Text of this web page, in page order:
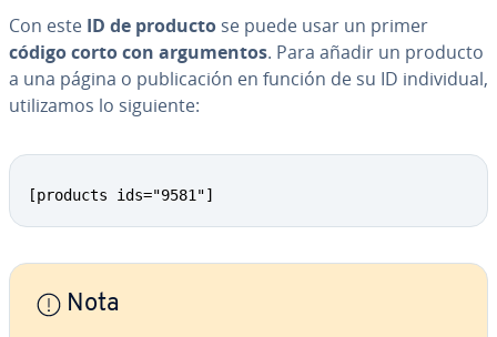
Con este ID de producto se puede usar un primer
código corto con ar­gu­me­n­tos. Para añadir un producto
a una página o pu­bli­ca­ción en función de su ID in­di­vi­dual,
uti­li­za­mos lo siguiente:
[products ids="9581"]
Nota